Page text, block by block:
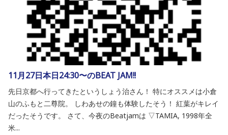
11月27日本日24:30〜のBEAT JAM!!
先日京都へ行ってきたというしょう治さん！ 特にオススメは小倉
山のふもと二尊院。 しわあせの鐘も体験したそう！ 紅葉がキレイ
だったそうです。 さて、今夜のBeatjamは ▽TAMIA, 1998年全
米...